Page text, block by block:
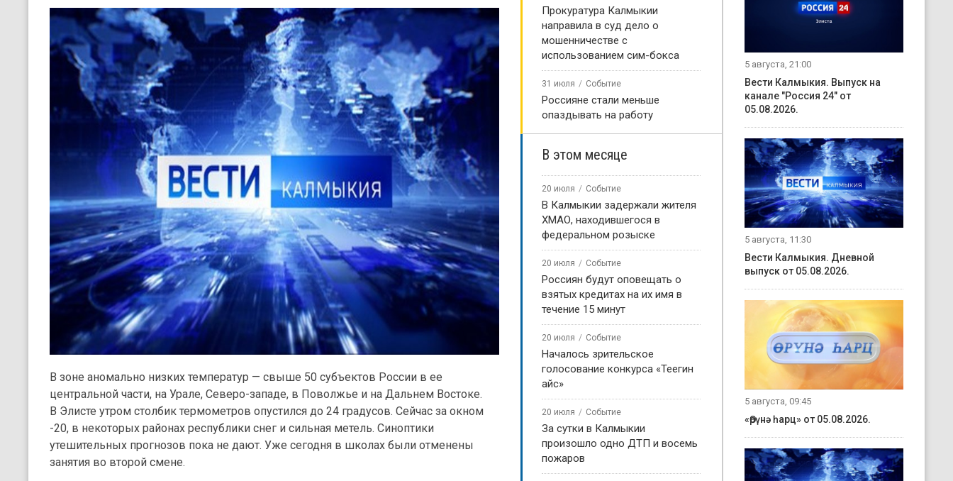
В зоне аномально низких температур — свыше 50 субъектов России в ее
центральной части, на Урале, Северо-западе, в Поволжье и на Дальнем Востоке.
В Элисте утром столбик термометров опустился до 24 градусов. Сейчас за окном
-20, в некоторых районах республики снег и сильная метель. Синоптики
утешительных прогнозов пока не дают. Уже сегодня в школах были отменены
занятия во второй смене.
Прокуратура Калмыкии
направила в суд дело о
мошенничестве с
использованием сим-бокса
31 июля Событие
Россияне стали меньше
опаздывать на работу
В этом месяце
20 июля Событие
В Калмыкии задержали жителя
ХМАО, находившегося в
федеральном розыске
20 июля Событие
Россиян будут оповещать о
взятых кредитах на их имя в
течение 15 минут
20 июля Событие
Началось зрительское
голосование конкурса «Теегин
айс»
20 июля Событие
За сутки в Калмыкии
произошло одно ДТП и восемь
пожаров
5 августа, 21:00
Вести Калмыкия. Выпуск на
канале "Россия 24" от
05.08.2026.
5 августа, 11:30
Вести Калмыкия. Дневной
выпуск от 05.08.2026.
5 августа, 09:45
«Өрүнә һарц» от 05.08.2026.